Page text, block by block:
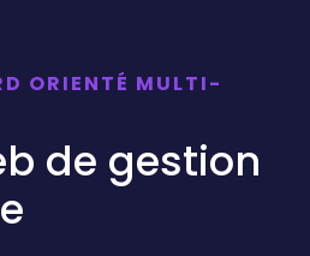
ORIENTÉ MULTI-
de gestion